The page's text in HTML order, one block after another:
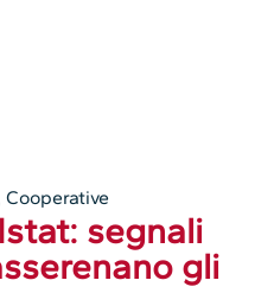
Cooperative
segnali
gli